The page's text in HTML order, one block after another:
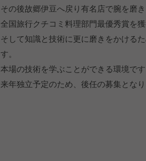
その後故郷伊豆へ戻り有名店で腕を磨
全国旅行クチコミ料理部門最優秀賞を獲
そして知識と技術に更に磨きをかける
す。
本場の技術を学ぶことができる環境です
来年独立予定のため、後任の募集となり